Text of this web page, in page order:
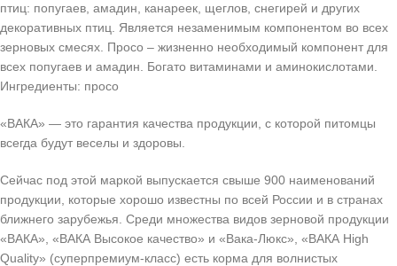
птиц: попугаев, амадин, канареек, щеглов, снегирей и других
декоративных птиц. Является незаменимым компонентом во всех
зерновых смесях. Просо – жизненно необходимый компонент для
всех попугаев и амадин. Богато витаминами и аминокислотами.
Ингредиенты: просо
«ВАКА» — это гарантия качества продукции, с которой питомцы
всегда будут веселы и здоровы.
Сейчас под этой маркой выпускается свыше 900 наименований
продукции, которые хорошо известны по всей России и в странах
ближнего зарубежья. Среди множества видов зерновой продукции
«ВАКА», «ВАКА Высокое качество» и «Вака-Люкс», «ВАКА High
Quality» (суперпремиум-класс) есть корма для волнистых